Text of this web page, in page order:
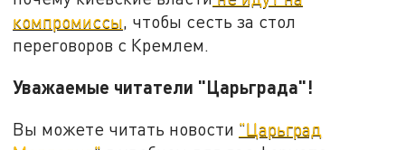
компромиссы, чтобы сесть за стол
переговоров с Кремлем.
Уважаемые читатели "Царьграда"!
Вы можете читать новости "Царьград